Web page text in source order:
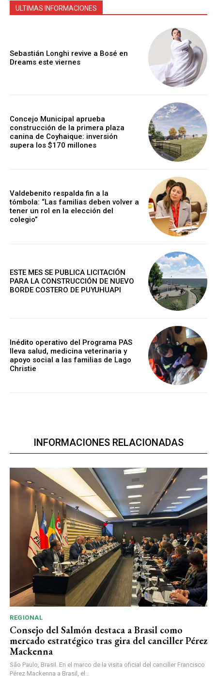
ULTIMAS INFORMACIONES
Sebastián Longhi revive a Bosé en
Dreams este viernes
Concejo Municipal aprueba
construcción de la primera plaza
canina de Coyhaique: inversión
supera los $170 millones
Valdebenito respalda fin a la
tómbola: “Las familias deben volver a
tener un rol en la elección del
colegio”
ESTE MES SE PUBLICA LICITACIÓN
PARA LA CONSTRUCCIÓN DE NUEVO
BORDE COSTERO DE PUYUHUAPI
Inédito operativo del Programa PAS
lleva salud, medicina veterinaria y
apoyo social a las familias de Lago
Christie
INFORMACIONES RELACIONADAS
REGIONAL
Consejo del Salmón destaca a Brasil como
mercado estratégico tras gira del canciller Pérez
Mackenna
São Paulo, Brasil. En el marco de la visita oficial del canciller Francisco
Pérez Mackenna a Brasil, el...